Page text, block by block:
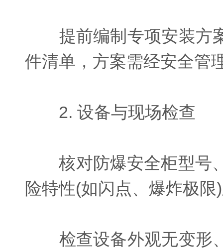
提前编制专项安装方案
件清单，方案需经安全管
2. 设备与现场检查
核对防爆安全柜型号、
险特性(如闪点、爆炸极
检查设备外观无变形、